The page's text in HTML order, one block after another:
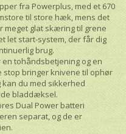
fra Powerplus, med et 670
til store hæk, mens det
meget glat skæring til grene
let start-system, der får dig
brug.
tohåndsbetjening og en
bringer knivene til ophør
du med sikkerhed
bladdæksel.
Dual Power batteri
separat, og de er